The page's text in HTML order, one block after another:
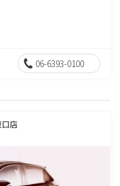
06-6393-0100
店